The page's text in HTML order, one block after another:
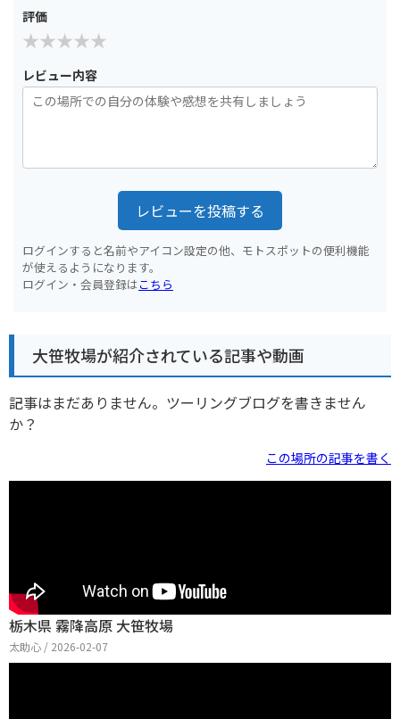
評価
レビュー内容
レビューを投稿する
ログインすると名前やアイコン設定の他、モトスポットの便利機能
が使えるようになります。
ログイン・会員登録はこちら
大笹牧場が紹介されている記事や動画
記事はまだありません。ツーリングブログを書きません
か？
この場所の記事を書く
栃木県 霧降高原 大笹牧場
太助心 / 2026-02-07